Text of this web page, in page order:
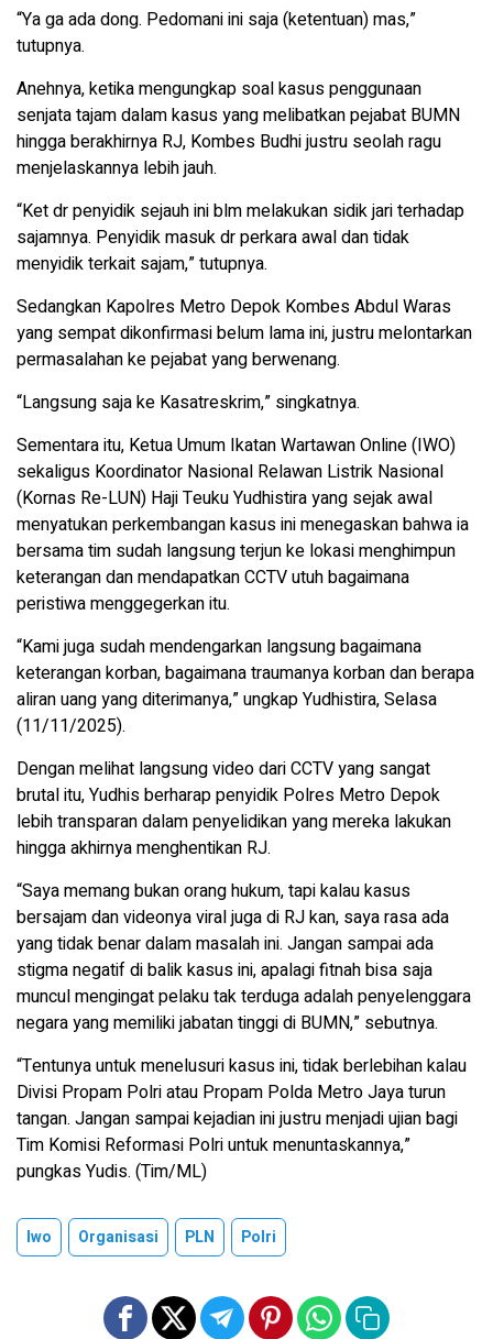
“Ya ga ada dong. Pedomani ini saja (ketentuan) mas,”
tutupnya.
Anehnya, ketika mengungkap soal kasus penggunaan
senjata tajam dalam kasus yang melibatkan pejabat BUMN
hingga berakhirnya RJ, Kombes Budhi justru seolah ragu
menjelaskannya lebih jauh.
“Ket dr penyidik ​​sejauh ini blm melakukan sidik jari terhadap
sajamnya. Penyidik ​​masuk dr perkara awal dan tidak
menyidik ​​terkait sajam,” tutupnya.
Sedangkan Kapolres Metro Depok Kombes Abdul Waras
yang sempat dikonfirmasi belum lama ini, justru melontarkan
permasalahan ke pejabat yang berwenang.
“Langsung saja ke Kasatreskrim,” singkatnya.
Sementara itu, Ketua Umum Ikatan Wartawan Online (IWO)
sekaligus Koordinator Nasional Relawan Listrik Nasional
(Kornas Re-LUN) Haji Teuku Yudhistira yang sejak awal
menyatukan perkembangan kasus ini menegaskan bahwa ia
bersama tim sudah langsung terjun ke lokasi menghimpun
keterangan dan mendapatkan CCTV utuh bagaimana
peristiwa menggegerkan itu.
“Kami juga sudah mendengarkan langsung bagaimana
keterangan korban, bagaimana traumanya korban dan berapa
aliran uang yang diterimanya,” ungkap Yudhistira, Selasa
(11/11/2025).
Dengan melihat langsung video dari CCTV yang sangat
brutal itu, Yudhis berharap penyidik ​​Polres Metro Depok
lebih transparan dalam penyelidikan yang mereka lakukan
hingga akhirnya menghentikan RJ.
“Saya memang bukan orang hukum, tapi kalau kasus
bersajam dan videonya viral juga di RJ kan, saya rasa ada
yang tidak benar dalam masalah ini. Jangan sampai ada
stigma negatif di balik kasus ini, apalagi fitnah bisa saja
muncul mengingat pelaku tak terduga adalah penyelenggara
negara yang memiliki jabatan tinggi di BUMN,” sebutnya.
“Tentunya untuk menelusuri kasus ini, tidak berlebihan kalau
Divisi Propam Polri atau Propam Polda Metro Jaya turun
tangan. Jangan sampai kejadian ini justru menjadi ujian bagi
Tim Komisi Reformasi Polri untuk menuntaskannya,”
pungkas Yudis. (Tim/ML)
Iwo Organisasi PLN Polri